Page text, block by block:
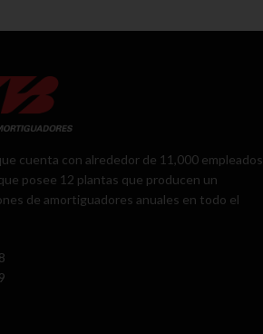
cuenta con alrededor de 11,000 empleados
posee 12 plantas que producen un
de amortiguadores anuales en todo el